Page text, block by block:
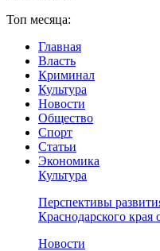
Топ месяца:
Главная
Власть
Криминал
Культура
Новости
Общество
Спорт
Статьи
Экономика
Культура
Перспективы
Краснодарского края
Новости